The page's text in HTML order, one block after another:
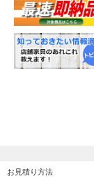
お見積り方法